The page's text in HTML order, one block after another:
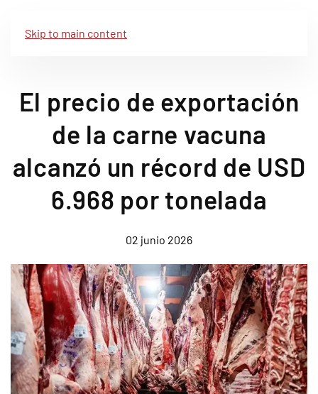
Skip to main content
El precio de exportación
de la carne vacuna
alcanzó un récord de USD
6.968 por tonelada
02 junio 2026